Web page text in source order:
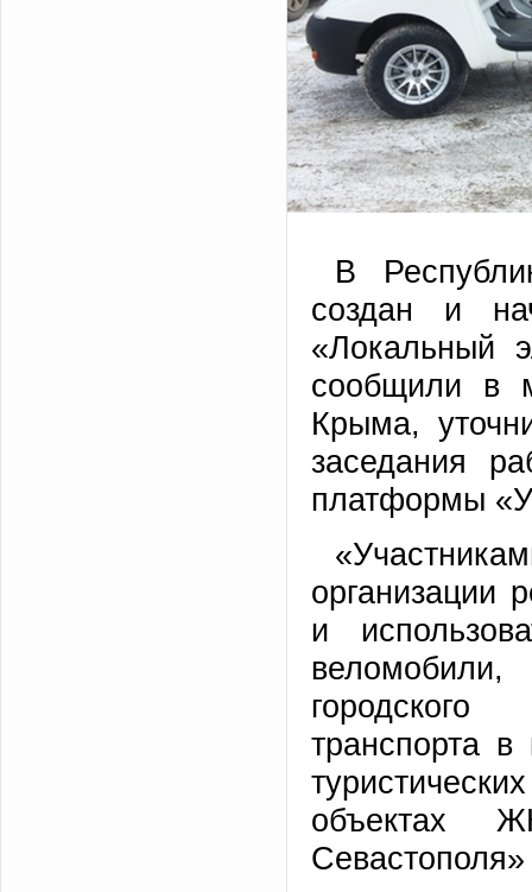
В
создан и
«Локальный
сообщили в
Крыма,
заседания
платформы
организации
и
городского
транспорта
объектах